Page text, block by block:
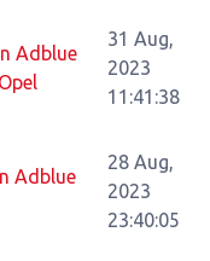
Adblue
31 Aug,
2023
11:41:38
Adblue
28 Aug,
2023
23:40:05